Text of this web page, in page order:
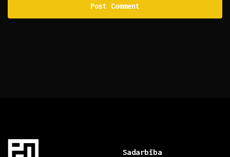
Sadarbība